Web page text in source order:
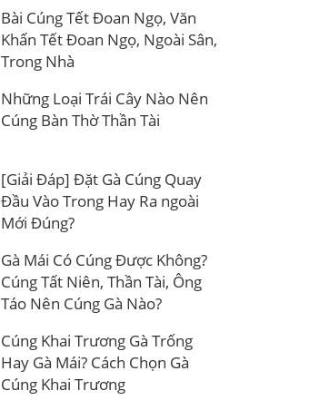
Bài Cúng Tết Đoan Ngọ, Văn
Khấn Tết Đoan Ngọ, Ngoài Sân,
Trong Nhà
Những Loại Trái Cây Nào Nên
Cúng Bàn Thờ Thần Tài
[Giải Đáp] Đặt Gà Cúng Quay
Đầu Vào Trong Hay Ra ngoài
Mới Đúng?
Gà Mái Có Cúng Được Không?
Cúng Tất Niên, Thần Tài, Ông
Táo Nên Cúng Gà Nào?
Cúng Khai Trương Gà Trống
Hay Gà Mái? Cách Chọn Gà
Cúng Khai Trương